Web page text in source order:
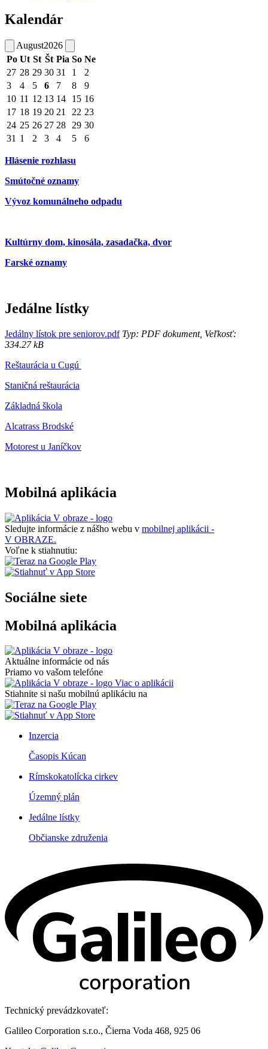
Kalendár
August2026
Po Ut St Št Pia So Ne
27 28 29 30 31 1
2
3
4 5 6 7 8
9
10 11 12 13 14 15 16
17 18 19 20 21 22 23
24 25 26 27 28 29 30
31 1 2 3 4 5 6
Hlásenie rozhlasu
Smútočné oznamy
Vývoz komunálneho odpadu
Kultúrny dom, kinosála, zasadačka, dvor
Farské oznamy
Jedálne lístky
Jedálny lístok pre seniorov.pdfTyp: PDF dokument, Veľkosť:
334.27 kB
Reštaurácia u Cugú
Staničná reštaurácia
Základná škola
Alcatrass Brodské
Motorest u Janíčkov
Mobilná aplikácia
Sledujte informácie z nášho webu v mobilnej aplikácii -
V OBRAZE.
Voľne k stiahnutiu:
Sociálne siete
Mobilná aplikácia
Aktuálne informácie od nás
Priamo vo vašom telefóne
Viac o aplikácii
Stiahnite si našu mobilnú aplikáciu na
Inzercia
Časopis Kúcan
Rímskokatolícka cirkev
Územný plán
Jedálne lístky
Občianske združenia
Technický prevádzkovateľ:
Galileo Corporation s.r.o., Čierna Voda 468, 925 06